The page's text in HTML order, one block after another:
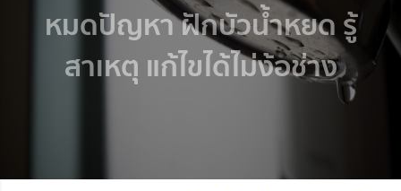
หมดปัญหา ฝักบัวน้ำหยด รู้
สาเหตุ แก้ไขได้ไม่ง้อช่าง